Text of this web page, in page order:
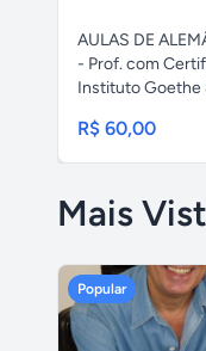
AULAS DE
- Prof. com
Instituto Goethe
R$ 60,00
Mais
Popular